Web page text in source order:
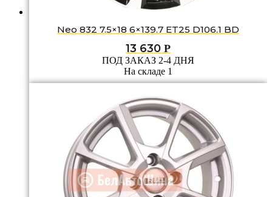
Neo 832 7.5×18 6×139.7 ET25 D106.1 BD
13 630 Р
ПОД ЗАКАЗ 2-4 ДНЯ
На складе 1